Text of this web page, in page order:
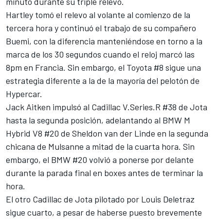
Hartley tomó el relevo al volante al comienzo de la
tercera hora y continuó el trabajo de su compañero
Buemi, con la diferencia manteniéndose en torno a la
marca de los 30 segundos cuando el reloj marcó las
8pm en Francia. Sin embargo, el Toyota #8 sigue una
estrategia diferente a la de la mayoría del pelotón de
Hypercar.
Jack Aitken impulsó al Cadillac V.Series.R #38 de Jota
hasta la segunda posición, adelantando al BMW M
Hybrid V8 #20 de Sheldon van der Linde en la segunda
chicana de Mulsanne a mitad de la cuarta hora. Sin
embargo, el BMW #20 volvió a ponerse por delante
durante la parada final en boxes antes de terminar la
hora.
El otro Cadillac de Jota pilotado por Louis Deletraz
sigue cuarto, a pesar de haberse puesto brevemente